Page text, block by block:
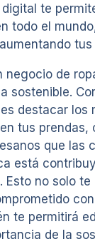
te
todo el
tus
negocio de
sostenible.
destacar los
tus prendas,
que las
está
Esto no solo te
te permitirá
de la